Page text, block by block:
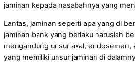
jaminan kepada nasabahnya yang
Lantas, jaminan seperti apa yang di
jaminan bank yang berlaku haruslah
mengandung unsur aval, endosemen,
yang memiliki unsur jaminan di